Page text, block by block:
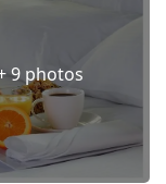
9 photos